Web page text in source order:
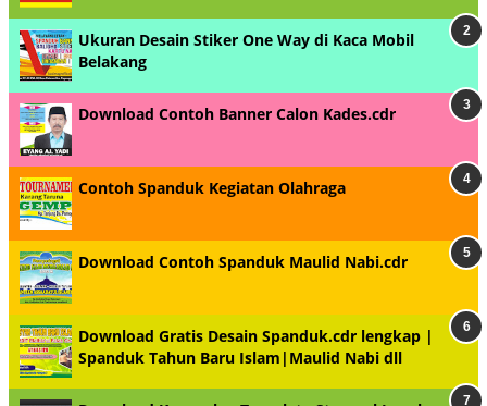
Ukuran Desain Stiker One Way di Kaca Mobil
Belakang
Download Contoh Banner Calon Kades.cdr
Contoh Spanduk Kegiatan Olahraga
Download Contoh Spanduk Maulid Nabi.cdr
Download Gratis Desain Spanduk.cdr lengkap |
Spanduk Tahun Baru Islam|Maulid Nabi dll